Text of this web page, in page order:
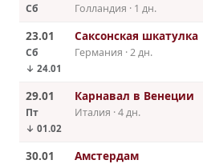
Сб Голландия · 1 дн.
23.01
Сб
↓ 24.01
Саксонская шкатулка
Германия · 2 дн.
29.01
Пт
↓ 01.02
Карнавал в Венеции
Италия · 4 дн.
30.01 Амстердам